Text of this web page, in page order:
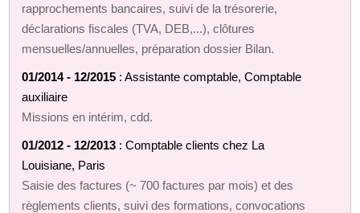
rapprochements bancaires, suivi de la trésorerie,
déclarations fiscales (TVA, DEB,...), clôtures
mensuelles/annuelles, préparation dossier Bilan.
01/2014 - 12/2015 : Assistante comptable, Comptable
auxiliaire
Missions en intérim, cdd.
01/2012 - 12/2013 : Comptable clients chez La
Louisiane, Paris
Saisie des factures (~ 700 factures par mois) et des
règlements clients, suivi des formations, convocations